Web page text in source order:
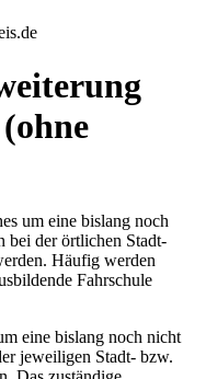
um eine bislang noch
bei der örtlichen Stadt-
Häufig werden
Fahrschule
eine bislang noch nicht
jeweiligen Stadt- bzw.